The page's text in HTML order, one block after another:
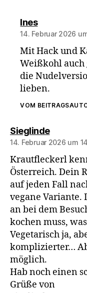
Inessagt:
14. Februar 2026
Mit Hack und
Weißkohl auch
die
lieben.
VOM
Sieglindesagt:
14. Februar 2026 um
Krautfleckerl
Österreich. Dein
auf jeden Fall
vegane Variante.
an bei dem
kochen muss,
Vegetarisch ja,
komplizierter…
möglich.
Hab noch einen
Grüße von